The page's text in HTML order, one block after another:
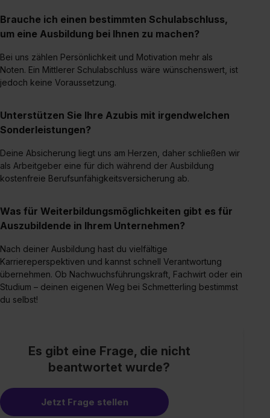
Datenschutzerklärung unter dem Punkt „Datenschutz-
Einstellungen“ widerrufen. Weitere Informationen zu den
zeigen“. Weitere Informationen:Datenschutzerklärung
Impressum.
Brauche ich einen bestimmten Schulabschluss,
um eine Ausbildung bei Ihnen zu machen?
Bei uns zählen Persönlichkeit und Motivation mehr als
Noten. Ein Mittlerer Schulabschluss wäre wünschenswert, ist
jedoch keine Voraussetzung.
Unterstützen Sie Ihre Azubis mit irgendwelchen
Sonderleistungen?
Deine Absicherung liegt uns am Herzen, daher schließen wir
als Arbeitgeber eine für dich während der Ausbildung
kostenfreie Berufsunfähigkeitsversicherung ab.
Was für Weiterbildungsmöglichkeiten gibt es für
Auszubildende in Ihrem Unternehmen?
Nach deiner Ausbildung hast du vielfältige
Karriereperspektiven und kannst schnell Verantwortung
übernehmen. Ob Nachwuchsführungskraft, Fachwirt oder ein
Studium – deinen eigenen Weg bei Schmetterling bestimmst
du selbst!
Es gibt eine Frage, die nicht
beantwortet wurde?
Jetzt Frage stellen